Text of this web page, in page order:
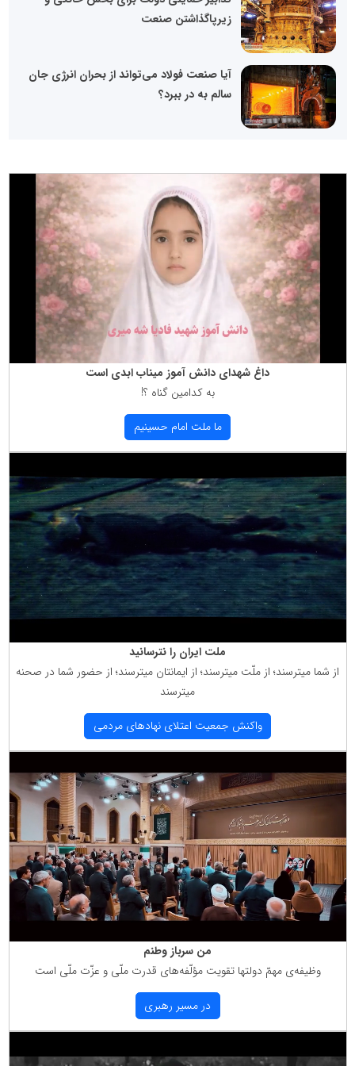
زیرپاگذاشتن صنعت
آیا صنعت فولاد می‌تواند از بحران انرژی جان
سالم به در ببرد؟
داغ شهدای دانش آموز میناب ابدی است
به كدامین گناه ؟!
ما ملت امام حسینیم
ملت ایران را نترسانید
از شما میترسند؛ از ملّت میترسند؛ از ایمانتان میترسند؛ از حضور شما در صحنه
میترسند
واكنش جمعیت اعتلای نهادهای مردمی
من سرباز وطنم
وظیفه‌ی مهمّ دولتها تقویت مؤلّفه‌های قدرت ملّی و عزّت ملّی است
در مسیر رهبری